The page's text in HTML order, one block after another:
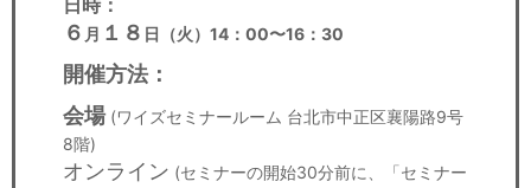
日時：
６ 月 １８ 日（火）14：00〜16：30
開催方法：
会場 (ワイズセミナールーム 台北市中正区襄陽路9号
8階)
オンライン (セミナーの開始30分前に、「セミナー